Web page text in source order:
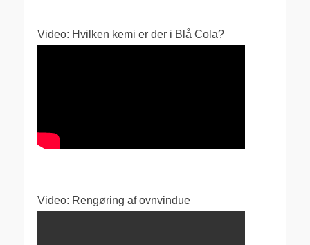
Video: Hvilken kemi er der i Blå Cola?
Video: Rengøring af ovnvindue